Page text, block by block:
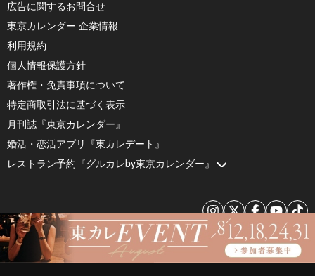
広告に関するお問合せ
東京カレンダー 企業情報
利用規約
個人情報保護方針
著作権・免責事項について
特定商取引法に基づく表示
月刊誌『東京カレンダー』
婚活・恋活アプリ『東カレデート』
レストラン予約『グルカレby東京カレンダー』
© 2026 by Tokyo Calendar, Inc.